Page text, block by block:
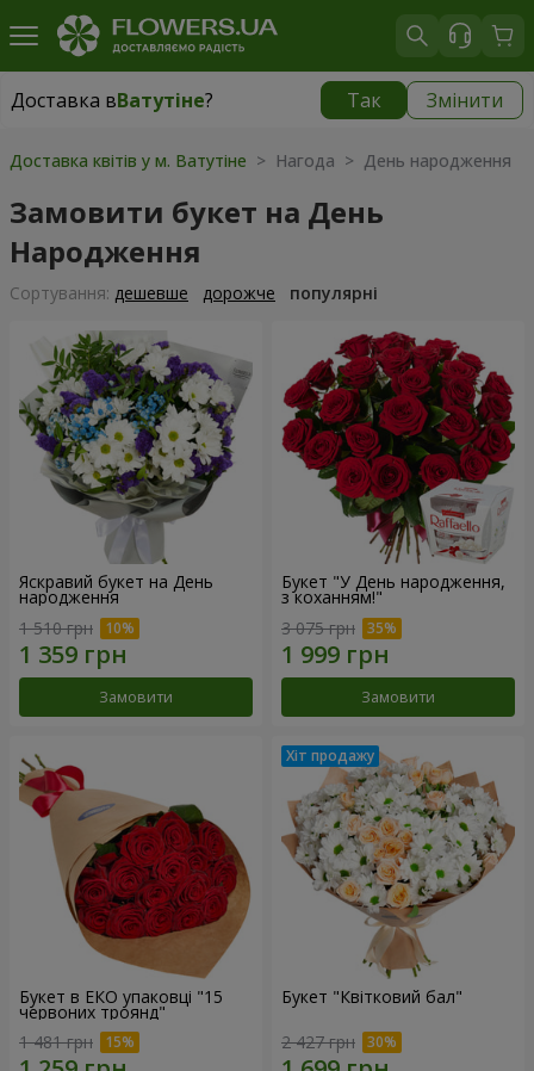
Доставка вВатутіне? Так Змінити
Доставка вВатутіне|
Доставка квітів у м. Ватутіне > Нагода > День народження
Замовити букет на День
Народження
Сортування: дешевше дорожче популярні
Яскравий букет на День
народження
1 510 грн
Замовити
Букет "У День народження,
з коханням!"
3 075 грн
Замовити
Букет в ЕКО упаковці "15
червоних троянд"
1 481 грн
Букет "Квітковий бал"
2 427 грн